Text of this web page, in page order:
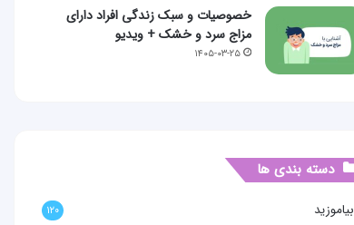
خصوصیات و سبک زندگی افراد دارای
مزاج سرد و خشک + ویدیو
۱۴۰۵-۰۳-۲۵
دسته بندی ها
بیاموزید ۱۲۰